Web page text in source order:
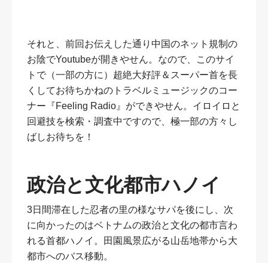
それと、前回お伝えした通り中国のネット規制の
お陰でYoutubeが開きやせん。なので、このサイ
トで（一部の方に）超絶大好評＆スーパー首を長
くしてお待ちかねのトラベルミュージックのコー
ナー『Feeling Radio』ができやせん。イロイロと
回避技を検索・調査中ですので、極一部の方々し
ばしお待ちを！
政治と文化都市ハノイ
3日間滞在した忍者の里の様なサパを後にし、次
に向かったのはベトナムの政治と文化の都市言わ
れる首都ハノイ。田園風景広がる山岳地帯から大
都市へのバス移動。